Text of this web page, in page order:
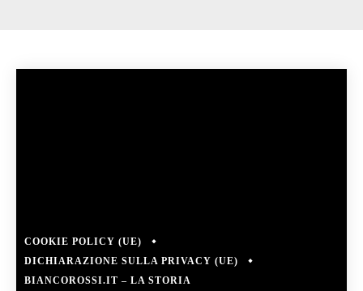
COOKIE POLICY (UE)
DICHIARAZIONE SULLA PRIVACY (UE)
BIANCOROSSI.IT – LA STORIA